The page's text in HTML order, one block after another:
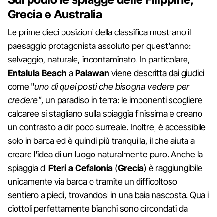
Grecia e Australia
Le prime dieci posizioni della classifica mostrano il
paesaggio protagonista assoluto per quest'anno:
selvaggio, naturale, incontaminato. In particolare,
Entalula Beach aPalawan viene descritta dai giudici
come "uno di quei posti che bisogna vedere per
credere", un paradiso in terra: le imponenti scogliere
calcaree si stagliano sulla spiaggia finissima e creano
un contrasto a dir poco surreale. Inoltre, è accessibile
solo in barca ed è quindi più tranquilla, il che aiuta a
creare l'idea di un luogo naturalmente puro. Anche la
spiaggia diFteri a Cefalonia (Grecia) è raggiungibile
unicamente via barca o tramite un difficoltoso
sentiero a piedi, trovandosi in una baia nascosta. Qua i
ciottoli perfettamente bianchi sono circondati da